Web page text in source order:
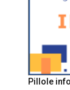
Pillole